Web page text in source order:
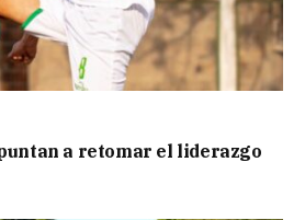
a retomar el liderazgo